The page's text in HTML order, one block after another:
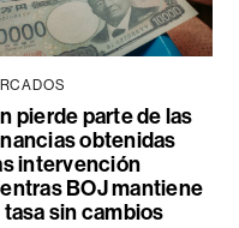
pierde parte de las
obtenidas
intervención
BOJ mantiene
tasa sin cambios